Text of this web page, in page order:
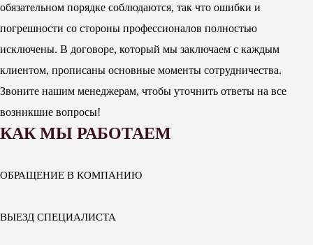
обязательном порядке соблюдаются, так что ошибки и
погрешности со стороны профессионалов полностью
исключены. В договоре, который мы заключаем с каждым
клиентом, прописаны основные моменты сотрудничества.
Звоните нашим менеджерам, чтобы уточнить ответы на все
возникшие вопросы!
КАК МЫ РАБОТАЕМ
ОБРАЩЕНИЕ В КОМПАНИЮ
ВЫЕЗД СПЕЦИАЛИСТА